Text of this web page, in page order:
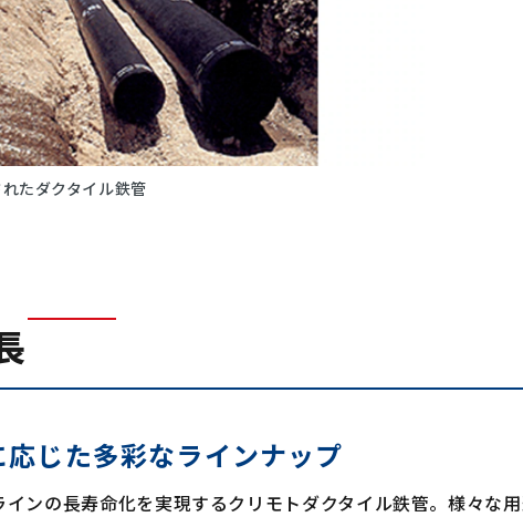
たダクタイル鉄管
じた多彩なラインナップ
ンの長寿命化を実現するクリモトダクタイル鉄管。様々な